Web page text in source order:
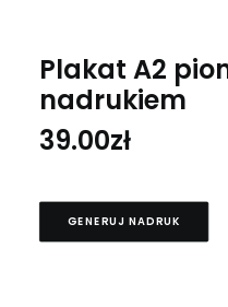
Plakat A2
nadrukiem
39.00zł
GENERUJ NADRUK